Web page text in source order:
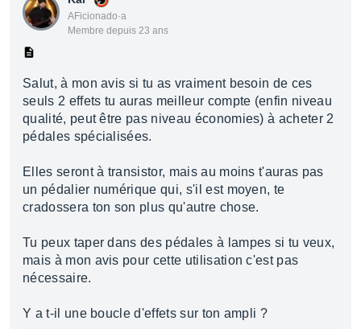
AFicionado·a
Membre depuis 23 ans
Salut, à mon avis si tu as vraiment besoin de ces
seuls 2 effets tu auras meilleur compte (enfin niveau
qualité, peut être pas niveau économies) à acheter 2
pédales spécialisées.
Elles seront à transistor, mais au moins t'auras pas
un pédalier numérique qui, s'il est moyen, te
cradossera ton son plus qu'autre chose.
Tu peux taper dans des pédales à lampes si tu veux,
mais à mon avis pour cette utilisation c'est pas
nécessaire.
Y a t-il une boucle d'effets sur ton ampli ?